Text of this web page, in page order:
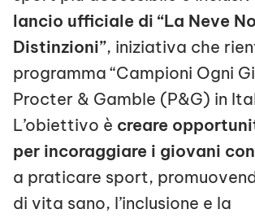
lancio ufficiale di “La Neve
Distinzioni”, iniziativa che
programma “Campioni Ogni
Procter & Gamble (P&G) in
L’obiettivo è creare
per incoraggiare i giovani
a praticare sport,
di vita sano, l’inclusione e la